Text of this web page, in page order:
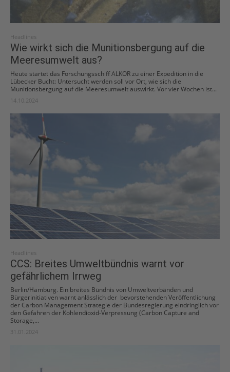
Headlines
Wie wirkt sich die Munitionsbergung auf die
Meeresumwelt aus?
Heute startet das Forschungsschiff ALKOR zu einer Expedition in die
Lübecker Bucht: Untersucht werden soll vor Ort, wie sich die
Munitionsbergung auf die Meeresumwelt auswirkt. Vor vier Wochen ist...
14.10.2024
Headlines
CCS: Breites Umweltbündnis warnt vor
gefährlichem Irrweg
Berlin/Hamburg. Ein breites Bündnis von Umweltverbänden und
Bürgerinitiativen warnt anlässlich der bevorstehenden Veröffentlichung
der Carbon Management Strategie der Bundesregierung eindringlich vor
den Gefahren der Kohlendioxid-Verpressung (Carbon Capture and
Storage,...
31.01.2024